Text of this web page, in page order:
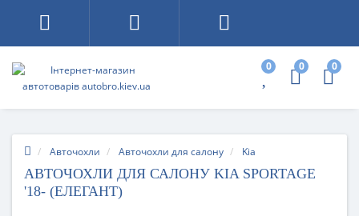
0 0 0
Авточохли Авточохли для салону Kia
АВТОЧОХЛИ ДЛЯ САЛОНУ KIA SPORTAGE
'18- (ЕЛЕГАНТ)